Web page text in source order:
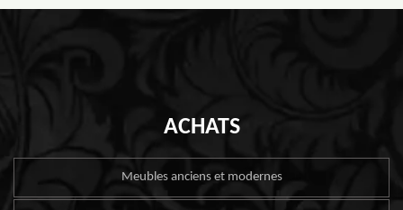
ACHATS
Meubles anciens et modernes